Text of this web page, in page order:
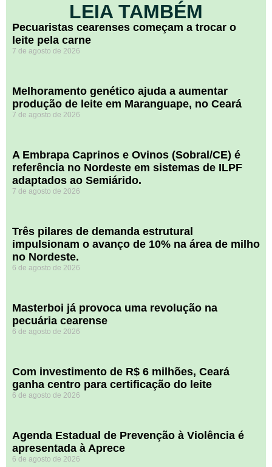
LEIA TAMBÉM
Pecuaristas cearenses começam a trocar o
leite pela carne
7 de agosto de 2026
Melhoramento genético ajuda a aumentar
produção de leite em Maranguape, no Ceará
7 de agosto de 2026
A Embrapa Caprinos e Ovinos (Sobral/CE) é
referência no Nordeste em sistemas de ILPF
adaptados ao Semiárido.
7 de agosto de 2026
​Três pilares de demanda estrutural
impulsionam o avanço de 10% na área de milho
no Nordeste.
6 de agosto de 2026
Masterboi já provoca uma revolução na
pecuária cearense
6 de agosto de 2026
Com investimento de R$ 6 milhões, Ceará
ganha centro para certificação do leite
6 de agosto de 2026
Agenda Estadual de Prevenção à Violência é
apresentada à Aprece
6 de agosto de 2026